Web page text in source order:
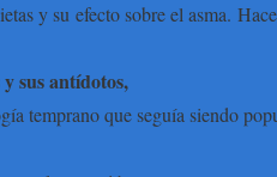
y su efecto sobre el asma.
sus antídotos,
temprano que seguía siendo